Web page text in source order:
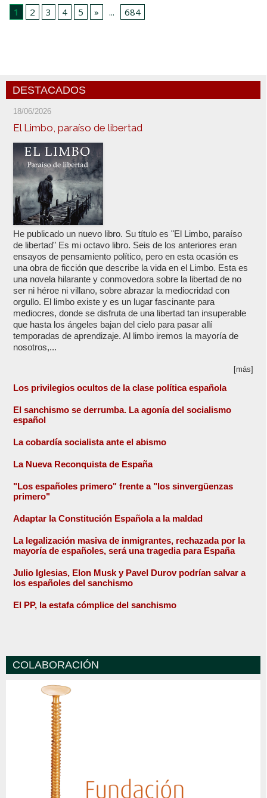
1
2 3 4 5 » ... 684
DESTACADOS
18/06/2026
El Limbo, paraíso de libertad
He publicado un nuevo libro. Su título es "El Limbo, paraíso
de libertad" Es mi octavo libro. Seis de los anteriores eran
ensayos de pensamiento político, pero en esta ocasión es
una obra de ficción que describe la vida en el Limbo. Esta es
una novela hilarante y conmovedora sobre la libertad de no
ser ni héroe ni villano, sobre abrazar la mediocridad con
orgullo. El limbo existe y es un lugar fascinante para
mediocres, donde se disfruta de una libertad tan insuperable
que hasta los ángeles bajan del cielo para pasar allí
temporadas de aprendizaje. Al limbo iremos la mayoría de
nosotros,...
[más]
Los privilegios ocultos de la clase política española
El sanchismo se derrumba. La agonía del socialismo
español
La cobardía socialista ante el abismo
La Nueva Reconquista de España
"Los españoles primero" frente a "los sinvergüenzas
primero"
Adaptar la Constitución Española a la maldad
La legalización masiva de inmigrantes, rechazada por la
mayoría de españoles, será una tragedia para España
Julio Iglesias, Elon Musk y Pavel Durov podrían salvar a
los españoles del sanchismo
El PP, la estafa cómplice del sanchismo
COLABORACIÓN